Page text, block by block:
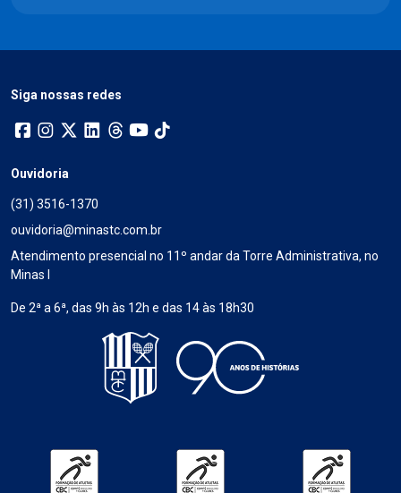
Siga nossas redes
Ouvidoria
(31) 3516-1370
ouvidoria@minastc.com.br
Atendimento presencial no 11º andar da Torre Administrativa, no
Minas I
De 2ª a 6ª, das 9h às 12h e das 14 às 18h30